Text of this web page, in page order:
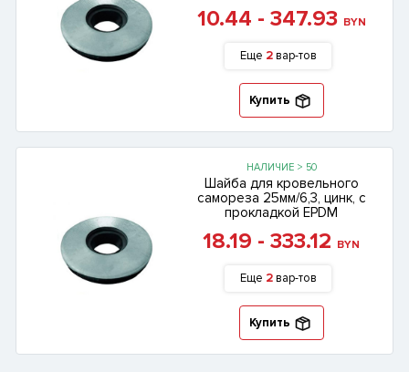
10.44 - 347.93 BYN
Еще 2вар-тов
Купить
НАЛИЧИЕ > 50
Шайба для кровельного
самореза 25мм/6,3, цинк, с
прокладкой EPDM
18.19 - 333.12 BYN
Еще 2 вар-тов
Купить